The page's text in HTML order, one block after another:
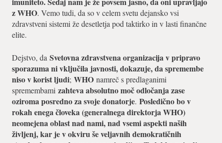
z WHO. Vemo tudi, da so v celem svetu dejansko vsi
zdravstveni sistemi že desetletja pod taktirko in v lasti finančne
elite.
Dejstvo, da Svetovna zdravstvena organizacija v pripravo
sporazuma ni vključila javnosti, dokazuje, da spremembe
niso v korist ljudi; WHO namreč s predlaganimi
spremembami zahteva absolutno moč odločanja zase
oziroma posredno za svoje donatorje. Posledično bo v
rokah enega človeka (generalnega direktorja WHO)
neomejena oblast nad nami, nad vsemi aspekti naših
življenj, kar je v okviru še veljavnih demokratičnih